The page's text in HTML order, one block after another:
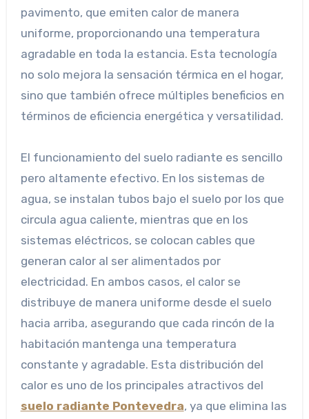
pavimento, que emiten calor de manera
uniforme, proporcionando una temperatura
agradable en toda la estancia. Esta tecnología
no solo mejora la sensación térmica en el hogar,
sino que también ofrece múltiples beneficios en
términos de eficiencia energética y versatilidad.
El funcionamiento del suelo radiante es sencillo
pero altamente efectivo. En los sistemas de
agua, se instalan tubos bajo el suelo por los que
circula agua caliente, mientras que en los
sistemas eléctricos, se colocan cables que
generan calor al ser alimentados por
electricidad. En ambos casos, el calor se
distribuye de manera uniforme desde el suelo
hacia arriba, asegurando que cada rincón de la
habitación mantenga una temperatura
constante y agradable. Esta distribución del
calor es uno de los principales atractivos del
suelo radiante Pontevedra, ya que elimina las